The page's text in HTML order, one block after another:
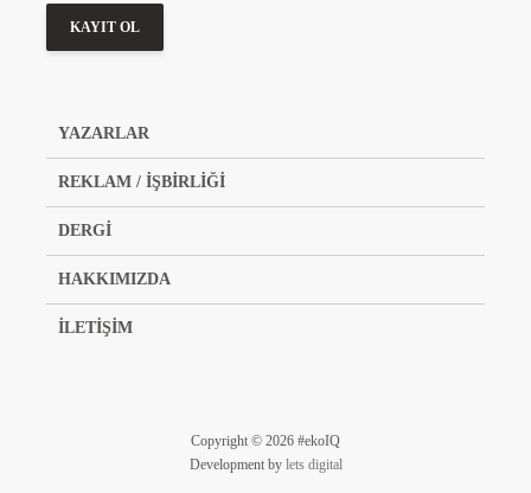
YAZARLAR
REKLAM / İŞBİRLİĞİ
DERGİ
HAKKIMIZDA
İLETİŞİM
Copyright © 2026 #ekoIQ
Development by lets digital